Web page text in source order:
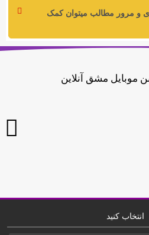
و مرور مطالب میتوان کمک
موبایل مشق آنلاین
انتخاب کنید